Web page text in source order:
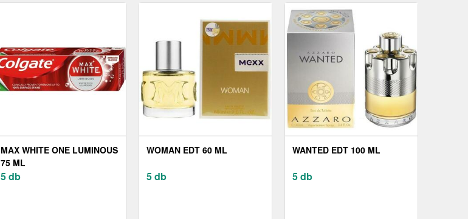
MAX WHITE ONE LUMINOUS
75 ML
5 db
WOMAN EDT 60 ML
5 db
WANTED EDT 100 ML
5 db